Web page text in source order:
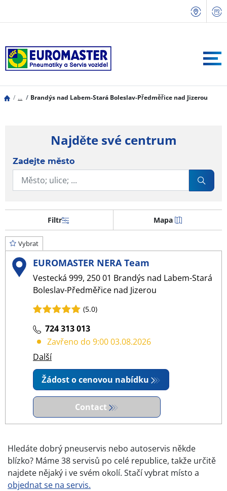
... Brandýs nad Labem-Stará Boleslav-Předměřice nad Jizerou
Najděte své centrum
Zadejte město
Filtr Mapa
Vybrat
EUROMASTER NERA Team
Vestecká 999, 250 01 Brandýs nad Labem-Stará
Boleslav-Předměřice nad Jizerou
(5.0)
724 313 013
Zavřeno do 9:00 03.08.2026
Další
Žádost o cenovou nabídku
Contact
Hledáte dobrý pneuservis nebo autoservis někde
blízko? Máme 38 servisů po celé republice, takže určitě
najdete nějaký i ve svém okolí. Stačí vybrat místo a
objednat se na servis.